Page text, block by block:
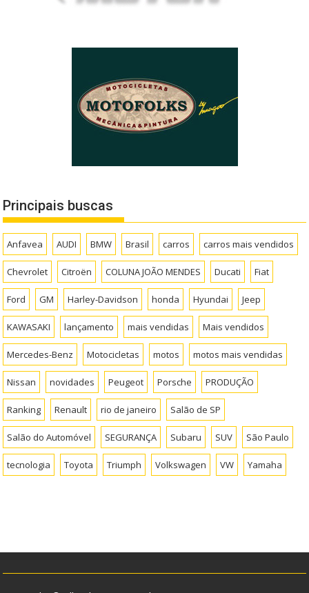
Principais buscas
Anfavea AUDI BMW Brasil carros carros mais vendidos
Chevrolet Citroën COLUNA JOÃO MENDES Ducati Fiat
Ford GM Harley-Davidson honda Hyundai Jeep
KAWASAKI lançamento mais vendidas Mais vendidos
Mercedes-Benz Motocicletas motos motos mais vendidas
Nissan novidades Peugeot Porsche PRODUÇÃO
Ranking Renault rio de janeiro Salão de SP
Salão do Automóvel SEGURANÇA Subaru SUV São Paulo
tecnologia Toyota Triumph Volkswagen VW Yamaha